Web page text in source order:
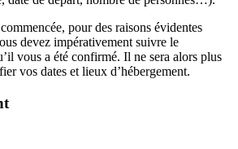
pour des raisons évidentes
devez impérativement suivre le
vous a été confirmé. Il ne sera alors plus
vos dates et lieux d’hébergement.